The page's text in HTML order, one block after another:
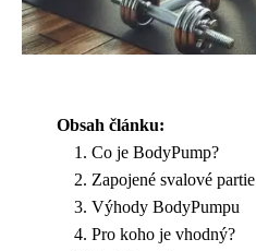
Obsah článku:
Co je BodyPump?
Zapojené svalové partie
Výhody BodyPumpu
Pro koho je vhodný?